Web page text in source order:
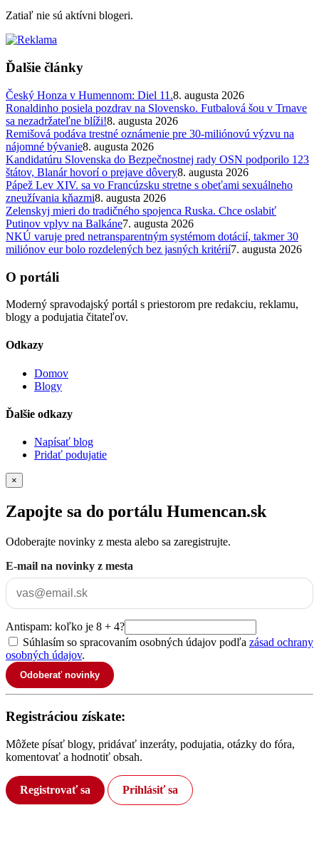
Zatiaľ nie sú aktívni blogeri.
Ďalšie články
Český Honza v Humennom: Diel 11.8. augusta 2026
Ronaldinho posiela pozdrav na Slovensko. Futbalová šou v Trnave
sa nezadržateľne blíži!8. augusta 2026
Remišová podáva trestné oznámenie pre 30-miliónovú výzvu na
nájomné bývanie8. augusta 2026
Kandidatúru Slovenska do Bezpečnostnej rady OSN podporilo 123
štátov, Blanár hovorí o prejave dôvery8. augusta 2026
Pápež Lev XIV. sa vo Francúzsku stretne s obeťami sexuálneho
zneužívania kňazmi8. augusta 2026
Zelenskyj mieri do tradičného spojenca Ruska. Chce oslabiť
Putinov vplyv na Balkáne7. augusta 2026
NKÚ varuje pred netransparentným systémom dotácií, takmer 30
miliónov eur bolo rozdelených bez jasných kritérií7. augusta 2026
O portáli
Moderný spravodajský portál s priestorom pre redakciu, reklamu,
blogy a podujatia čitateľov.
Odkazy
Domov
Blogy
Ďalšie odkazy
Napísať blog
Pridať podujatie
×
Zapojte sa do portálu Humencan.sk
Odoberajte novinky z mesta alebo sa zaregistrujte.
E-mail na novinky z mesta
Antispam: koľko je 8 + 4?
Súhlasím so spracovaním osobných údajov podľa zásad ochrany
osobných údajov.
Odoberať novinky
Registráciou získate:
Môžete písať blogy, pridávať inzeráty, podujatia, otázky do fóra,
komentovať a hodnotiť obsah.
Registrovať sa Prihlásiť sa